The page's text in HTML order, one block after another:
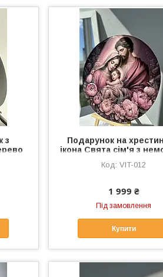
з
Подарунок на
ікона Свята сім'я з
VIT-012
1 999 ₴
Під замовлення
Купити